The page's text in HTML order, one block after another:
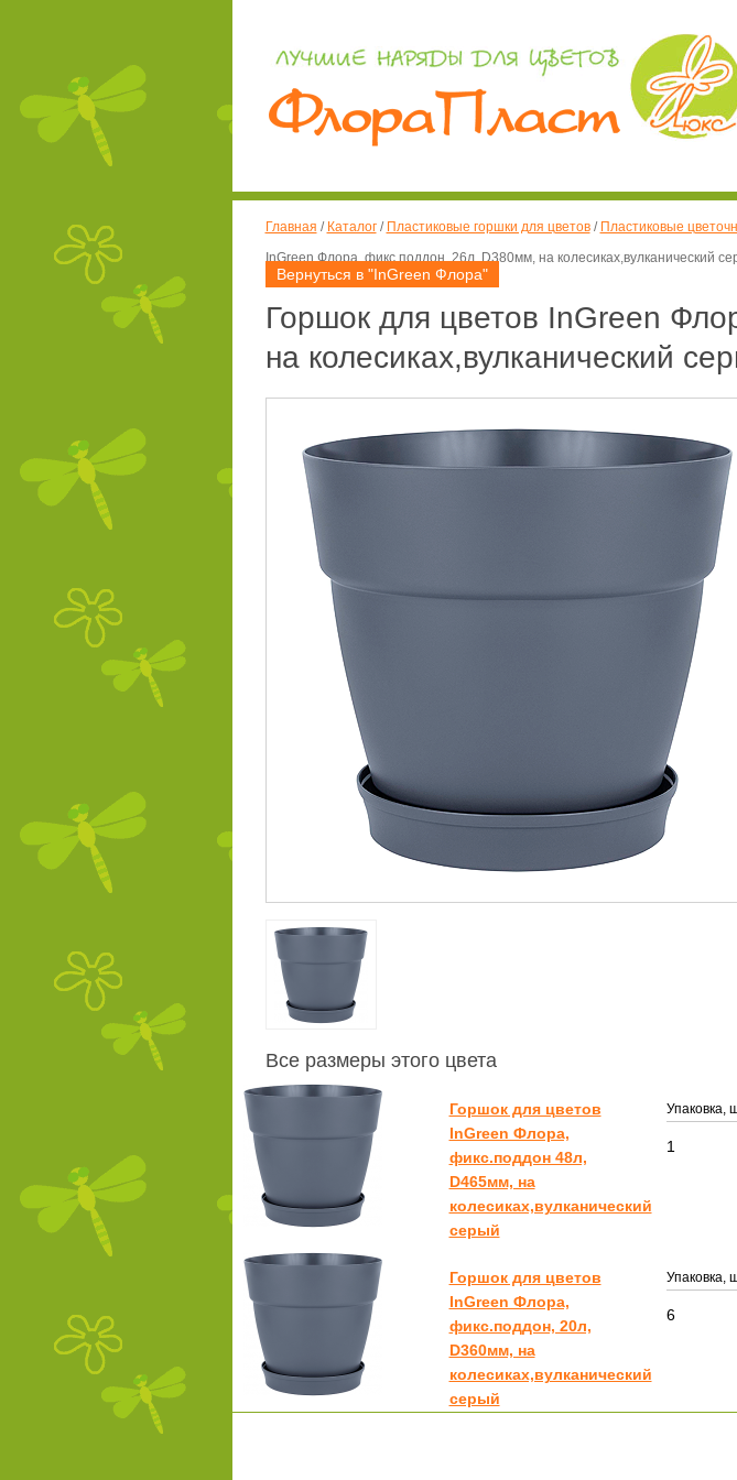
Главная / Каталог/ Пластиковые горшки для цветов/ Пластиковые
InGreen Флора, фикс.поддон, 26л, D380мм, на колесиках,вулканический
Вернуться в "InGreen Флора"
Горшок для цветов InGreen
на колесиках,вулканический
Все размеры этого цвета
Горшок для цветов
InGreen Флора,
фикс.поддон 48л,
D465мм, на
колесиках,вулканический
серый
Упаковка,
1
Горшок для цветов
InGreen Флора,
фикс.поддон, 20л,
D360мм, на
колесиках,вулканический
серый
Упаковка,
6